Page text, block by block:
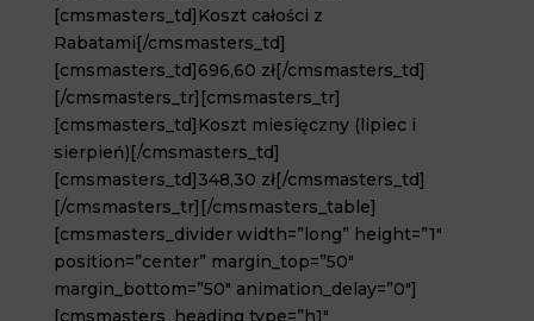
[cmsmasters_td]Koszt całości z
Rabatami[/cmsmasters_td]
[cmsmasters_td]696,60 zł[/cmsmasters_td]
[/cmsmasters_tr][cmsmasters_tr]
[cmsmasters_td]Koszt miesięczny (lipiec i
sierpień)[/cmsmasters_td]
[cmsmasters_td]348,30 zł[/cmsmasters_td]
[/cmsmasters_tr][/cmsmasters_table]
[cmsmasters_divider width=”long” height=”1″
position=”center” margin_top=”50″
margin_bottom=”50″ animation_delay=”0″]
[cmsmasters_heading type=”h1″